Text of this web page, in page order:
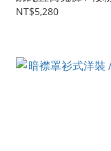
NT$5,280